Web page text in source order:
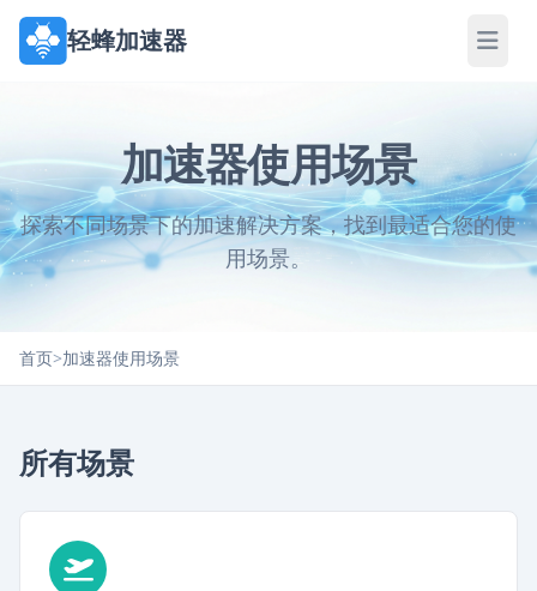
轻蜂加速器
加速器使用场景
探索不同场景下的加速解决方案，找到最适合您的使
用场景。
首页>加速器使用场景
所有场景